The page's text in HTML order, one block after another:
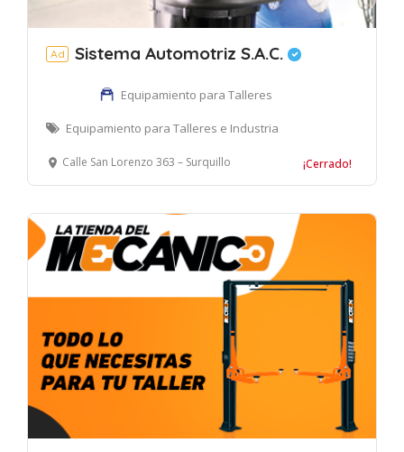
Ad Sistema Automotriz S.A.C.
Equipamiento para Talleres
Equipamiento para Talleres e Industria
Calle San Lorenzo 363 – Surquillo ¡Cerrado!